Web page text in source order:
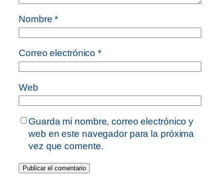
Nombre*
Correo electrónico*
Web
Guarda mi nombre, correo electrónico y
web en este navegador para la próxima
vez que comente.